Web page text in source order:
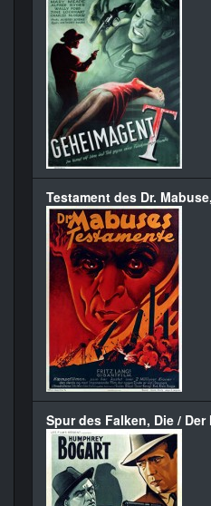
Testament des Dr.
Spur des Falken, Die /